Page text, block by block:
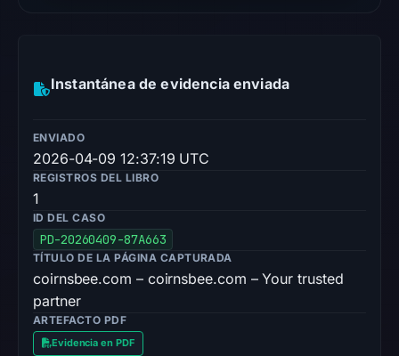
Instantánea de evidencia enviada
ENVIADO
2026-04-09 12:37:19 UTC
REGISTROS DEL LIBRO
1
ID DEL CASO
PD-20260409-87A663
TÍTULO DE LA PÁGINA CAPTURADA
coirnsbee.com – coirnsbee.com – Your trusted
partner
ARTEFACTO PDF
Evidencia en PDF